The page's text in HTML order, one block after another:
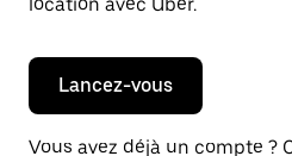
Lancez-vous
Vous avez déjà un compte ?